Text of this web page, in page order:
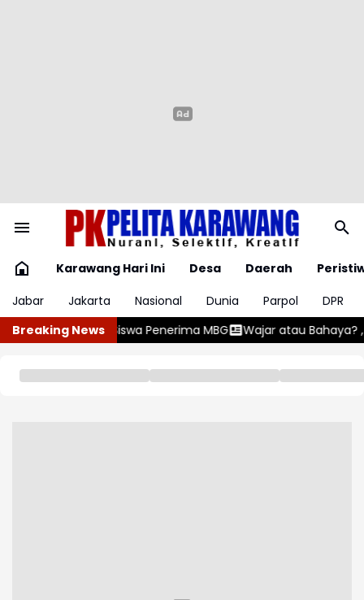
Karawang Hari Ini Desa Daerah
Jabar
Jakarta Nasional Dunia Parpol
DPR
Breaking News
MBG Wajar atau Bahaya? , Kenali 5 Penyebab Gumoh pada